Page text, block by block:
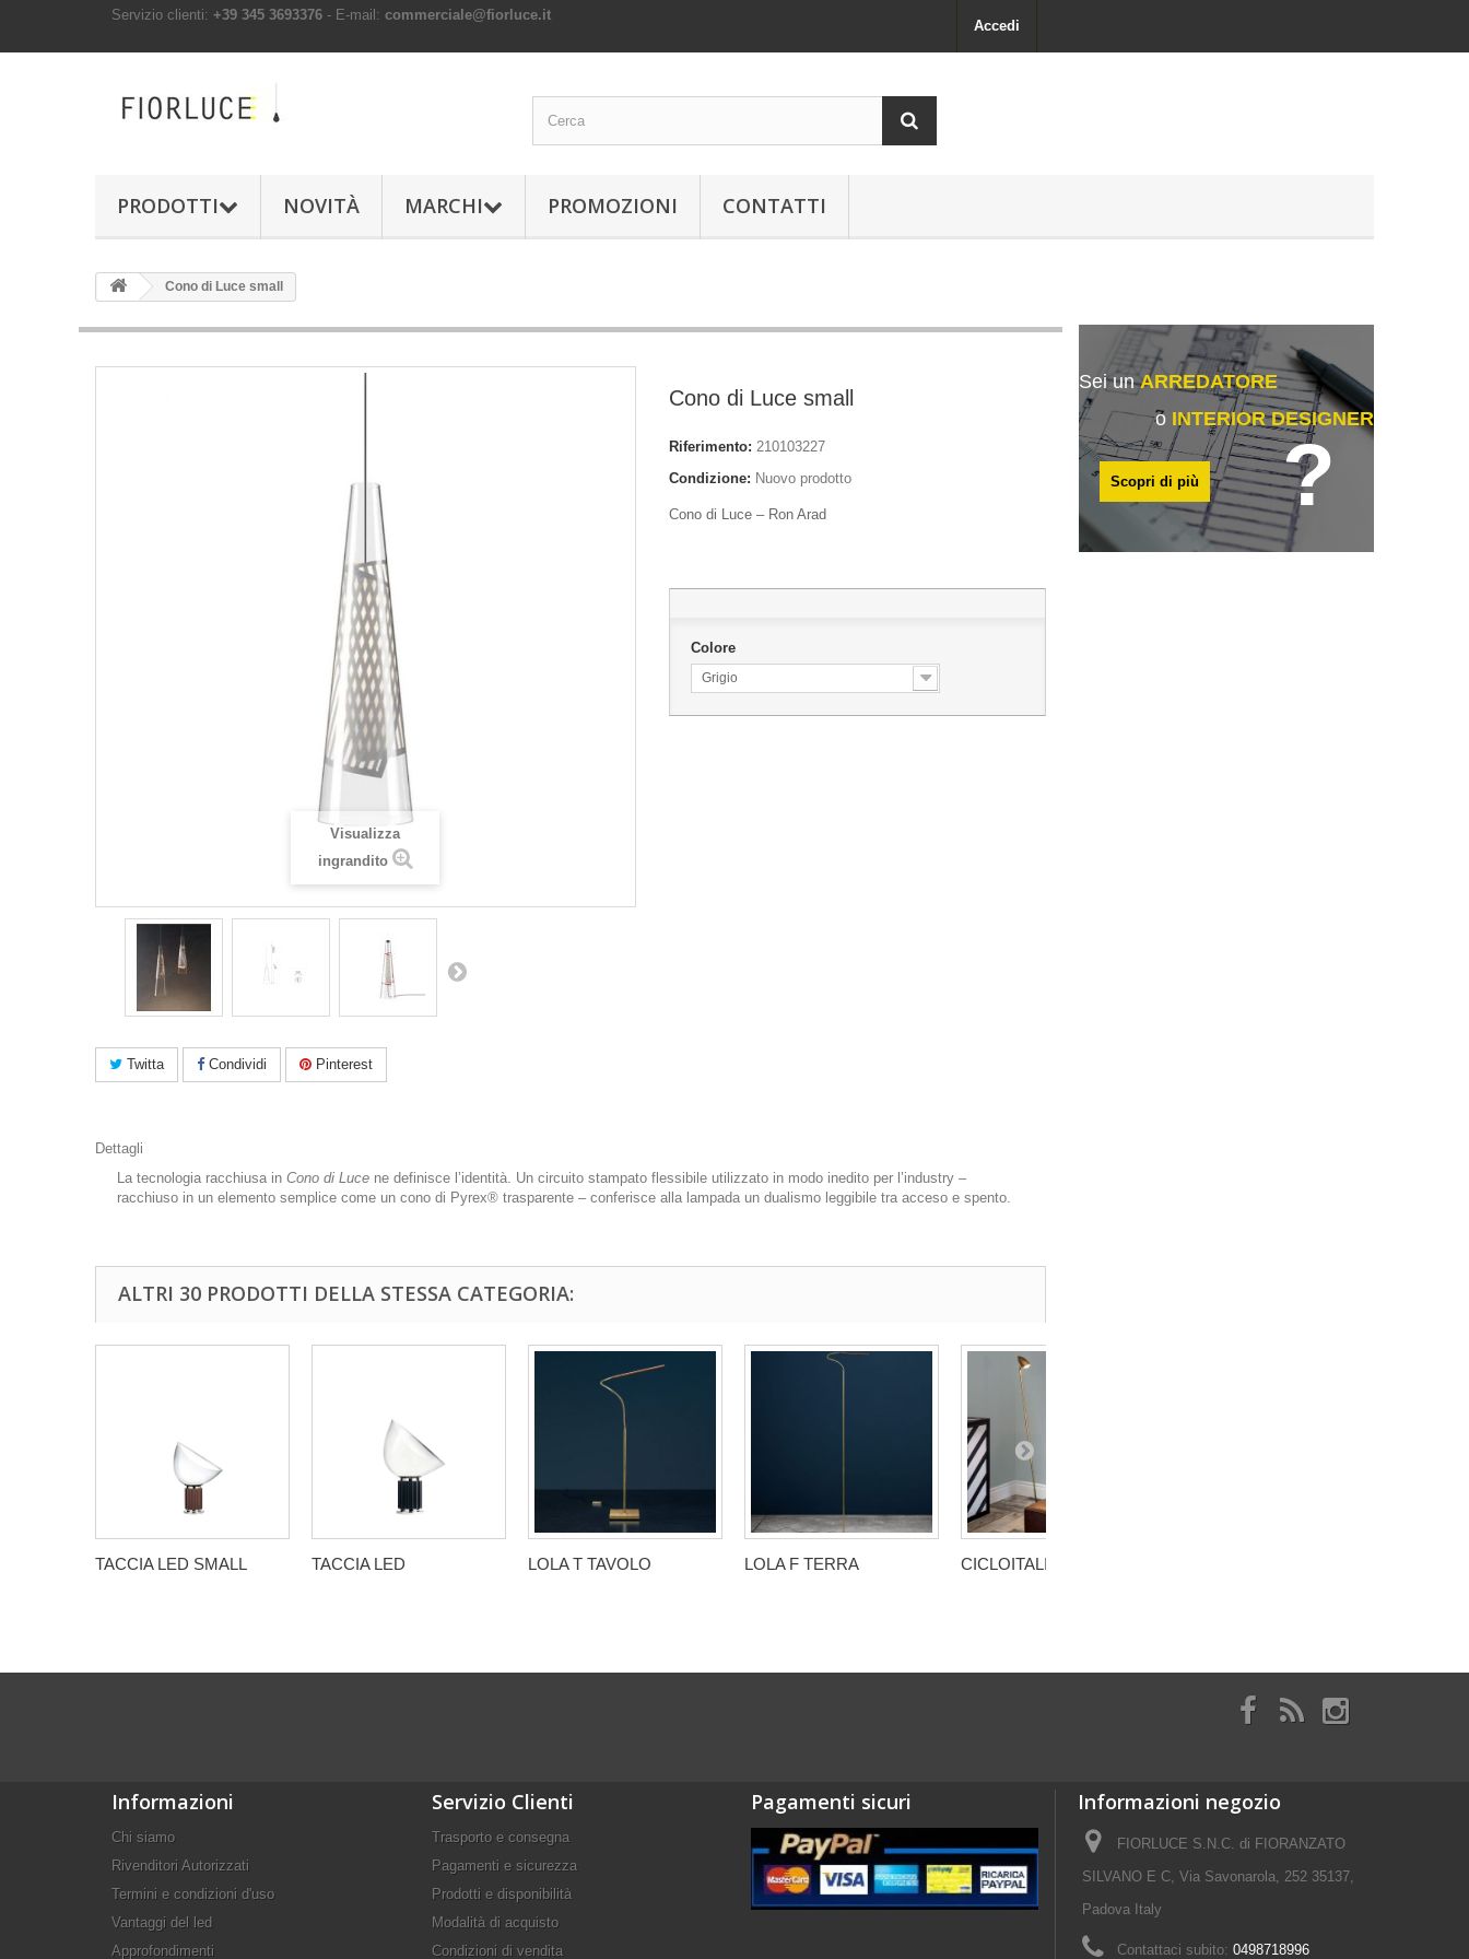
Servizio clienti: +39 345 3693376 - E-mail: commerciale@fiorluce.it
Accedi
PRODOTTI NOVITÀ MARCHI PROMOZIONI CONTATTI
Cono di Luce small
Visualizza
ingrandito
Twitta Condividi Pinterest
Cono di Luce small
Riferimento: 210103227
Condizione: Nuovo prodotto
Cono di Luce – Ron Arad
Colore
Grigio
Dettagli
La tecnologia racchiusa in Cono di Luce ne definisce l’identità. Un circuito stampato flessibile utilizzato in modo inedito per l’industry –
racchiuso in un elemento semplice come un cono di Pyrex® trasparente – conferisce alla lampada un dualismo leggibile tra acceso e spento.
ALTRI 30 PRODOTTI DELLA STESSA CATEGORIA:
TACCIA LED SMALL TACCIA LED LOLA T TAVOLO LOLA F TERRA CICLOITALIA F...
Sei unARREDATORE
o INTERIOR DESIGNER
Scopri di più ?
Informazioni
Chi siamo
Rivenditori Autorizzati
Termini e condizioni d'uso
Vantaggi del led
Approfondimenti
Servizio Clienti
Trasporto e consegna
Pagamenti e sicurezza
Prodotti e disponibilità
Modalità di acquisto
Condizioni di vendita
Pagamenti sicuri Informazioni negozio
FIORLUCE S.N.C. di FIORANZATO
SILVANO E C, Via Savonarola, 252 35137,
Padova Italy
Contattaci subito: 0498718996